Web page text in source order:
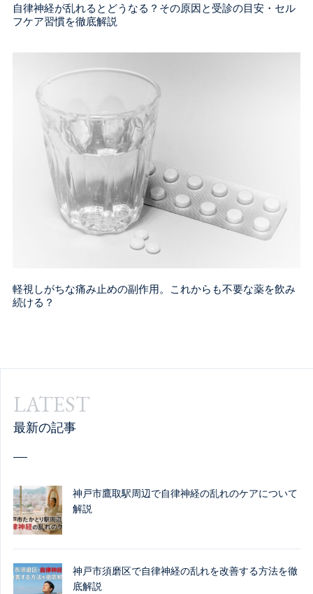
自律神経が乱れるとどうなる？その原因と受診の目安・セル
フケア習慣を徹底解説
軽視しがちな痛み止めの副作用。これからも不要な薬を飲み
続ける？
LATEST
最新の記事
神戸市鷹取駅周辺で自律神経の乱れのケアについて
解説
神戸市須磨区で自律神経の乱れを改善する方法を徹
底解説